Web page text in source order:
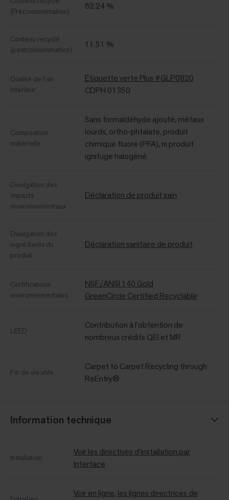
(Préconsommation)
62.24 %
Contenu recyclé
(postconsommation)
11.51 %
Qualité de l’air
intérieur
Étiquette verte Plus #GLP0820
CDPH 01350
Composition
matérielle
Sans formaldéhyde ajouté, métaux
lourds, ortho-phtalate, produit
chimique fluoré (PFA), ni produit
ignifuge halogéné.
Divulgation des
impacts
environnementaux
Déclaration de produit sain
Divulgation des
ingrédients du
produit
Déclaration sanitaire de produit
Certifications
environnementales
NSF/ANSI 140 Gold
GreenCircle Certified Recyclable
LEED
Contribution à l’obtention de
nombreux crédits QEI et MR
Fin de vie utile
Carpet to Carpet Recycling through
ReEntry®
Information technique
Installation
Voir les directives d'installation par
Interface
Voir en ligne, les lignes directrices de